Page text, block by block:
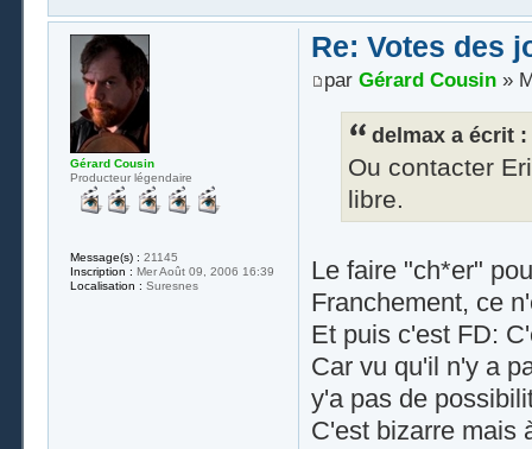
Re: Votes des
par Gérard Cousin»
delmax a écrit :
Ou contacter
libre.
Le faire "ch*er"
Franchement, ce
Et puis c'est FD:
Car vu qu'il n'y a
y'a pas de
C'est bizarre mais
Gérard Cousin
Producteur légendaire
Message(s) : 21145
Inscription : Mer Août 09, 2006 16:39
Localisation : Suresnes